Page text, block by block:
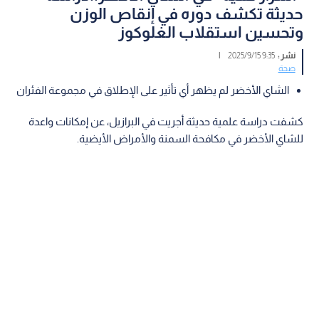
حديثة تكشف دوره في إنقاص الوزن
وتحسين استقلاب الغلوكوز
نشر :9:35 2025/9/15
|
صحة
الشاي الأخضر لم يظهر أي تأثير على الإطلاق في مجموعة الفئران
كشفت دراسة علمية حديثة أجريت في البرازيل، عن إمكانات واعدة
للشاي الأخضر في مكافحة السمنة والأمراض الأيضية.